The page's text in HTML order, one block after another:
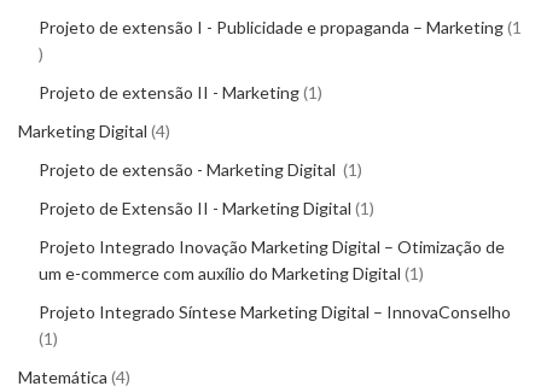
Projeto de extensão I - Publicidade e propaganda – Marketing 1
Projeto de extensão II - Marketing 1
Marketing Digital 4
Projeto de extensão - Marketing Digital
1
Projeto de Extensão II - Marketing Digital 1
Projeto Integrado Inovação Marketing Digital – Otimização de
um e-commerce com auxílio do Marketing Digital 1
Projeto Integrado Síntese Marketing Digital – InnovaConselho
1
Matemática 4